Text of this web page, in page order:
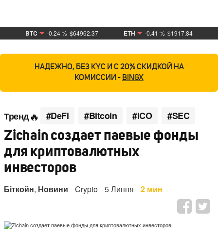
BTC -0.24 % $64962.37 ETH -0.41 % $1917.84
НАДЕЖНО, БЕЗ KYC И С 20% СКИДКОЙ НА
КОМИССИИ - BINGX
Тренд #DeFi #Bitcoin #ICO #SEC
Zichain создает паевые фонды
для криптовалютных
инвесторов
Біткойн, Новини Crypto 5 Липня 2 мин